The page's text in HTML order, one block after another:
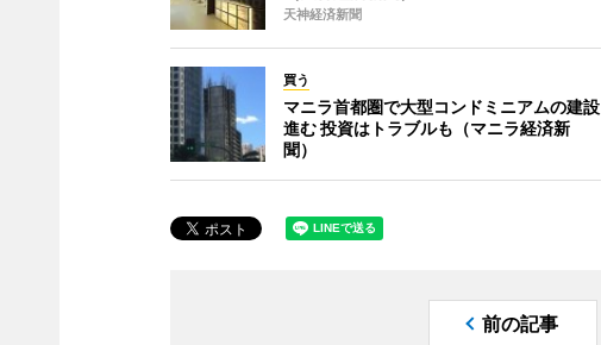
天神経済新聞
買う
マニラ首都圏で大型コンドミニアムの建設
進む 投資はトラブルも（マニラ経済新
聞）
前の記事